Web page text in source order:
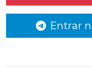
Entrar